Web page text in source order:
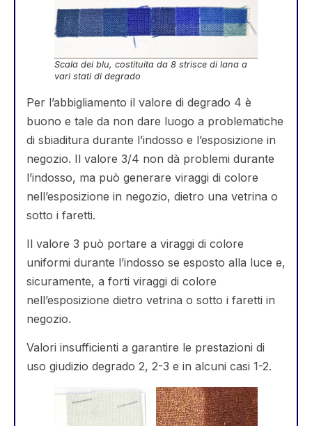
Scala dei blu, costituita da 8 strisce di lana a
vari stati di degrado
Per l’abbigliamento il valore di degrado 4 è
buono e tale da non dare luogo a problematiche
di sbiaditura durante l’indosso e l’esposizione in
negozio. Il valore 3/4 non dà problemi durante
l’indosso, ma può generare viraggi di colore
nell’esposizione in negozio, dietro una vetrina o
sotto i faretti.
Il valore 3 può portare a viraggi di colore
uniformi durante l’indosso se esposto alla luce e,
sicuramente, a forti viraggi di colore
nell’esposizione dietro vetrina o sotto i faretti in
negozio.
Valori insufficienti a garantire le prestazioni di
uso giudizio degrado 2, 2-3 e in alcuni casi 1-2.